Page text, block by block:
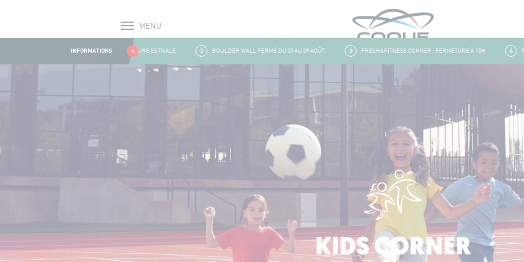
MENU
INFORMATIONS 4
1 FERMETURE ESTIVALE BOULDER WALL FERMÉ DU 03 AU 09 AOÛT FRESH&FITNESS CORNER : FERMETURE À 15H
KIDS CORNER